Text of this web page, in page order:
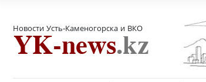
Новости Усть-Каменогорска и ВКО